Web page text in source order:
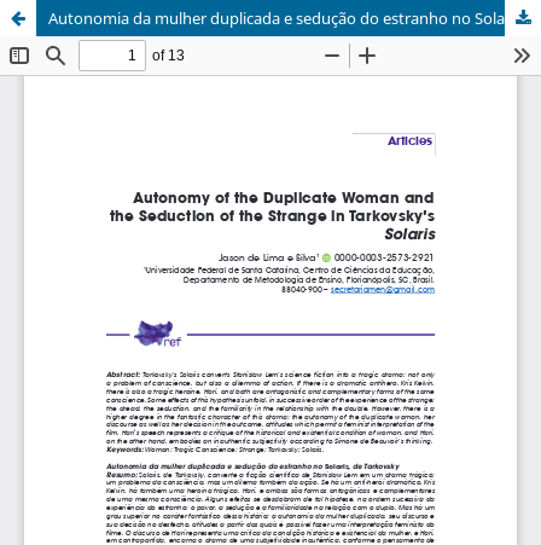
Autonomia da mulher duplicada e sedução do estranho no Solaris de Tarkovsky